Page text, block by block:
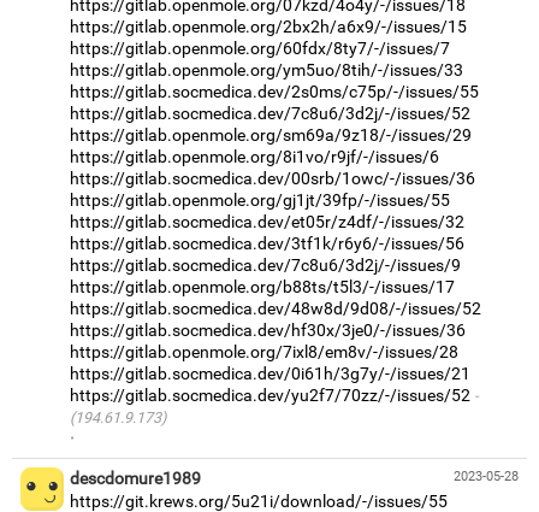
https://gitlab.openmole.org/07kzd/4o4y/-/issues/18
https://gitlab.openmole.org/2bx2h/a6x9/-/issues/15
https://gitlab.openmole.org/60fdx/8ty7/-/issues/7
https://gitlab.openmole.org/ym5uo/8tih/-/issues/33
https://gitlab.socmedica.dev/2s0ms/c75p/-/issues/55
https://gitlab.socmedica.dev/7c8u6/3d2j/-/issues/52
https://gitlab.openmole.org/sm69a/9z18/-/issues/29
https://gitlab.openmole.org/8i1vo/r9jf/-/issues/6
https://gitlab.socmedica.dev/00srb/1owc/-/issues/36
https://gitlab.openmole.org/gj1jt/39fp/-/issues/55
https://gitlab.socmedica.dev/et05r/z4df/-/issues/32
https://gitlab.socmedica.dev/3tf1k/r6y6/-/issues/56
https://gitlab.socmedica.dev/7c8u6/3d2j/-/issues/9
https://gitlab.openmole.org/b88ts/t5l3/-/issues/17
https://gitlab.socmedica.dev/48w8d/9d08/-/issues/52
https://gitlab.socmedica.dev/hf30x/3je0/-/issues/36
https://gitlab.openmole.org/7ixl8/em8v/-/issues/28
https://gitlab.socmedica.dev/0i61h/3g7y/-/issues/21
https://gitlab.socmedica.dev/yu2f7/70zz/-/issues/52
(194.61.9.173)
·
2023-05-28
descdomure1989
https://git.krews.org/5u21i/download/-/issues/55